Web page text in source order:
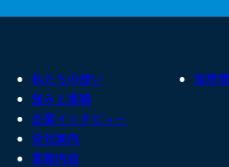
私たちの想い
強みと実績
企業インタビュー
会社案内
業務内容
採用